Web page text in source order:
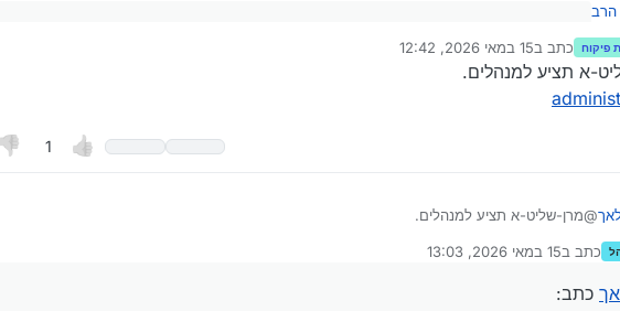
הרב
המנהלים הגבילו מטעמי כשרות עריכת פוסטים בצאט.
לטעמי די בצדק.
אפשר לעשות הגבלת זמן ולא הגבלה הרמטית על עריכה. זה יועיל מאוד באופן שכותבים במהירות ויוצא
שגיאות וכדומה, כמו שקיים במתמחים ועוד
פיקוח כתב ב15 במאי 2026, 12:42
נערך לאחרונה על ידי
א תציע למנהלים.
1
@מרן-שליט-א תציע למנהלים.
כתב ב15 במאי 2026, 13:03
נערך לאחרונה על ידי
כתב: